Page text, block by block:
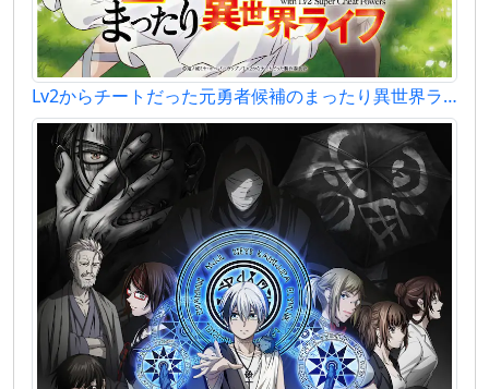
Lv2からチートだった元勇者候補のまったり異世界ライフ